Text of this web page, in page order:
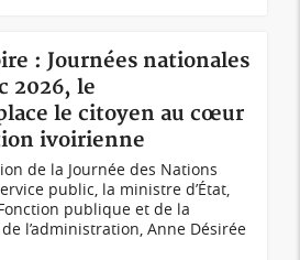
: Journées nationales
2026, le
le citoyen au cœur
ivoirienne
de la Journée des Nations
public, la ministre d’État,
publique et de la
l’administration, Anne Désirée